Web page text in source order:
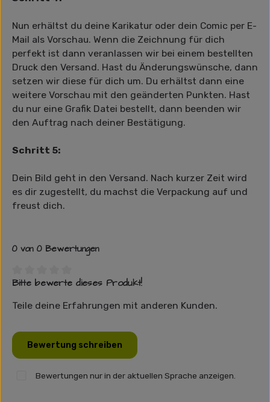
Nun erhältst du deine Karikatur oder dein Comic per E-
Mail als Vorschau. Wenn die Zeichnung für dich
perfekt ist dann veranlassen wir bei einem bestellten
Druck den Versand. Hast du Änderungswünsche, dann
setzen wir diese für dich um. Du erhältst dann eine
weitere Vorschau mit den geänderten Punkten. Hast
du nur eine Grafik Datei bestellt, dann beenden wir
den Auftrag nach deiner Bestätigung.
Schritt 5:
Dein Bild geht in den Versand. Nach kurzer Zeit wird
es dir zugestellt, du machst die Verpackung auf und
freust dich.
0 von 0 Bewertungen
Durchschnittliche Bewertung von 0 von 5 Sternen
Bitte bewerte dieses Produkt!
Teile deine Erfahrungen mit anderen Kunden.
Bewertung schreiben
Bewertungen nur in der aktuellen Sprache anzeigen.